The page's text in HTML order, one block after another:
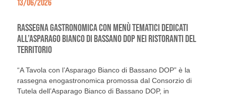
13/06/2026
RASSEGNA GASTRONOMICA CON MENÙ TEMATICI DEDICATI
ALL’ASPARAGO BIANCO DI BASSANO DOP NEI RISTORANTI DEL
TERRITORIO
“A Tavola con l’Asparago Bianco di Bassano DOP” è la
rassegna enogastronomica promossa dal Consorzio di
Tutela dell’Asparago Bianco di Bassano DOP, in